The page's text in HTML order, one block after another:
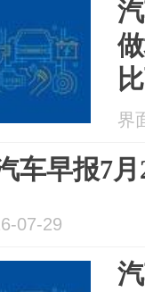
界
车早报7月
07-29